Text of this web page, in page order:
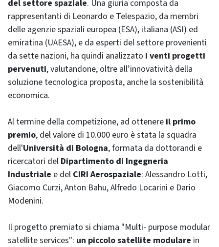
del settore spaziale. Una giuria composta da
rappresentanti di Leonardo e Telespazio, da membri
delle agenzie spaziali europea (ESA), italiana (ASI) ed
emiratina (UAESA), e da esperti del settore provenienti
da sette nazioni, ha quindi analizzato i venti progetti
pervenuti, valutandone, oltre all’innovatività della
soluzione tecnologica proposta, anche la sostenibilità
economica.
Al termine della competizione, ad ottenere il primo
premio, del valore di 10.000 euro è stata la squadra
dell'Università di Bologna, formata da dottorandi e
ricercatori del Dipartimento di Ingegneria
Industriale e del CIRI Aerospaziale: Alessandro Lotti,
Giacomo Curzi, Anton Bahu, Alfredo Locarini e Dario
Modenini.
Il progetto premiato si chiama "Multi- purpose modular
satellite services": un piccolo satellite modulare in